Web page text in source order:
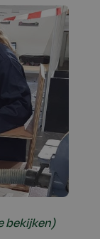
bekijken)